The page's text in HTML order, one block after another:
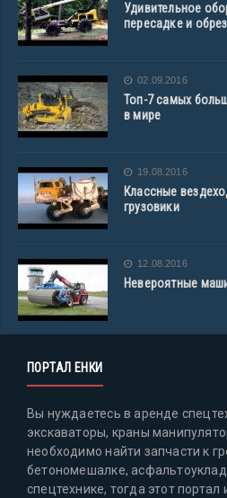
Удивительное
пересадке и
02.09.2016
Топ-7 самых
в мире
19.08.2016
Классные
грузовики
12.08.2016
Невероятные
ПОРТАЛ ЕНКИ
Вы нуждаетесь в аренде
экскаваторы, краны
необходимо найти запчасти к
бетономешалке,
спецтехнике, тогда этот